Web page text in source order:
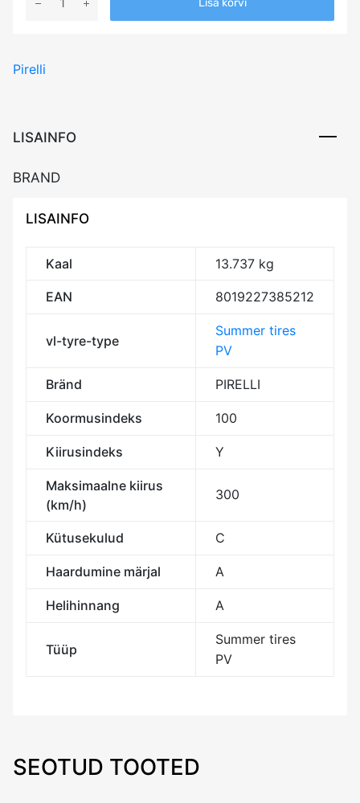
PIRELLI
MGT
DOT23
kogus
Pirelli
LISAINFO
BRAND
LISAINFO
Kaal 13.737 kg
EAN 8019227385212
vl-tyre-type
Summer tires
PV
Bränd PIRELLI
Koormusindeks 100
Kiirusindeks Y
Maksimaalne kiirus
(km/h)
300
Kütusekulud C
Haardumine märjal A
Helihinnang A
Tüüp
Summer tires
PV
SEOTUD TOOTED